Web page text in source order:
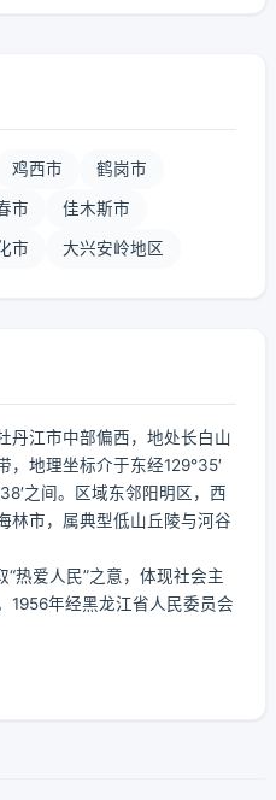
鸡西市 鹤岗市
市 佳木斯市
市 大兴安岭地区
丹江市中部偏西，地处长白山
，地理坐标介于东经129°35′
之间。区域东邻阳明区，西
林市，属典型低山丘陵与河谷
“热爱人民”之意，体现社会主
1956年经黑龙江省人民委员会